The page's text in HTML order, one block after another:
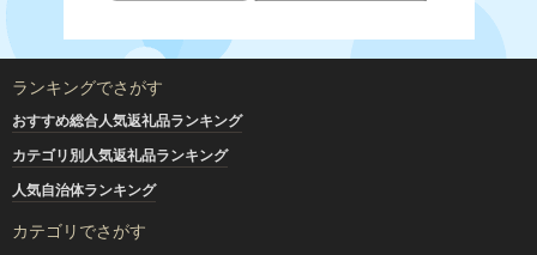
ランキングでさがす
おすすめ総合人気返礼品ランキング
カテゴリ別人気返礼品ランキング
人気自治体ランキング
カテゴリでさがす